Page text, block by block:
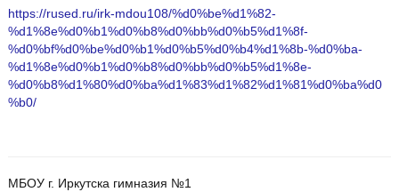
https://rused.ru/irk-mdou108/%d0%be%d1%82-
%d1%8e%d0%b1%d0%b8%d0%bb%d0%b5%d1%8f-
%d0%bf%d0%be%d0%b1%d0%b5%d0%b4%d1%8b-%d0%ba-
%d1%8e%d0%b1%d0%b8%d0%bb%d0%b5%d1%8e-
%d0%b8%d1%80%d0%ba%d1%83%d1%82%d1%81%d0%ba%d0
%b0/
МБОУ г. Иркутска гимназия №1